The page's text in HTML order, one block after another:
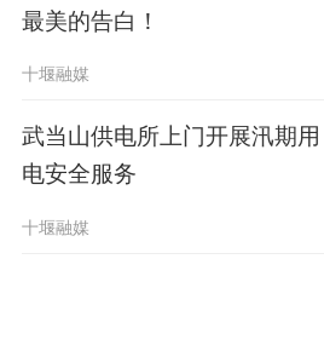
最美的告白！
十堰融媒
武当山供电所上门开展汛期用
电安全服务
十堰融媒